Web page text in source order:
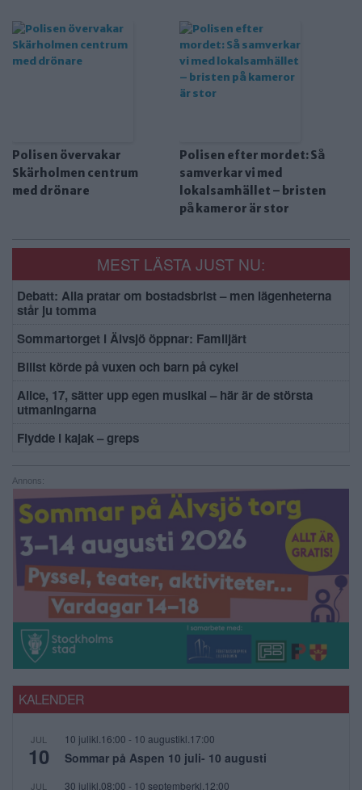
Polisen övervakar
Skärholmen centrum
med drönare
Polisen efter mordet: Så
samverkar vi med
lokalsamhället – bristen
på kameror är stor
MEST LÄSTA JUST NU:
Debatt: Alla pratar om bostadsbrist – men lägenheterna
står ju tomma
Sommartorget i Älvsjö öppnar: Familjärt
Bilist körde på vuxen och barn på cykel
Alice, 17, sätter upp egen musikal – här är de största
utmaningarna
Flydde i kajak – greps
Annons:
KALENDER
JUL
10
10 julikl.16:00 - 10 augustikl.17:00
Sommar på Aspen 10 juli- 10 augusti
JUL 30 julikl.08:00 - 10 septemberkl.12:00